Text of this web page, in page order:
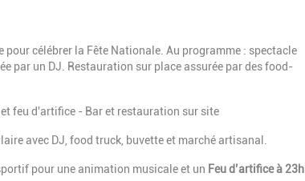
célébrer la Fête Nationale. Au programme : spectacle
par un DJ. Restauration sur place assurée par des food-
feu d'artifice - Bar et restauration sur site
avec DJ, food truck, buvette et marché artisanal.
pour une animation musicale et un Feu d’artifice à 23h